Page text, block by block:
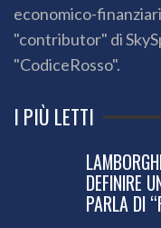
economico-
"contributor" di
"CodiceRosso".
I PIÙ LETTI
DEFINIRE
PARLA DI